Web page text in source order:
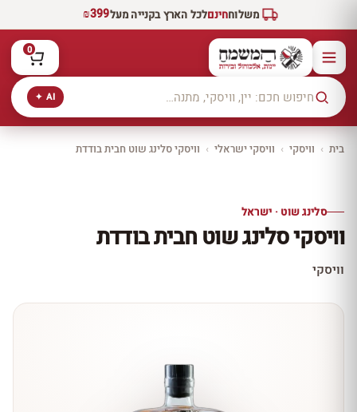
משלוחחינםלכל הארץ בקנייה מעל₪399
AI ✦
0
בית › וויסקי › וויסקי ישראלי › וויסקי סלינג שוט חבית בודדת
10% הנחה
עכשיו ב-10% הנחה
סלינג שוט · ישראל
וויסקי סלינג שוט חבית בודדת
וויסקי